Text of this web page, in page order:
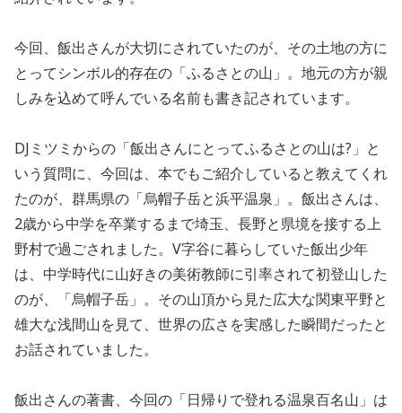
今回、飯出さんが大切にされていたのが、その土地の方に
とってシンボル的存在の「ふるさとの山」。地元の方が親
しみを込めて呼んでいる名前も書き記されています。
DJミツミからの「飯出さんにとってふるさとの山は?」と
いう質問に、今回は、本でもご紹介していると教えてくれ
たのが、群馬県の「烏帽子岳と浜平温泉」。飯出さんは、
2歳から中学を卒業するまで埼玉、長野と県境を接する上
野村で過ごされました。V字谷に暮らしていた飯出少年
は、中学時代に山好きの美術教師に引率されて初登山した
のが、「烏帽子岳」。その山頂から見た広大な関東平野と
雄大な浅間山を見て、世界の広さを実感した瞬間だったと
お話されていました。
飯出さんの著書、今回の「日帰りで登れる温泉百名山」は